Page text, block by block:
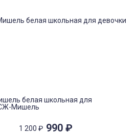
белая школьная для
Мишель
1 200 ₽ 990 ₽